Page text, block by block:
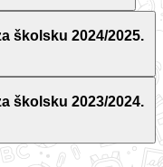
školsku 2024/2025.
školsku 2023/2024.